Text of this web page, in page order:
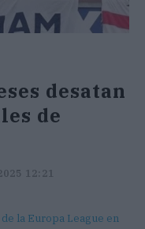
desatan
de
12:21
la Europa League en